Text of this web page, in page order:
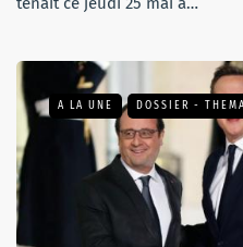
A LA UNE DOSSIER - THEMA